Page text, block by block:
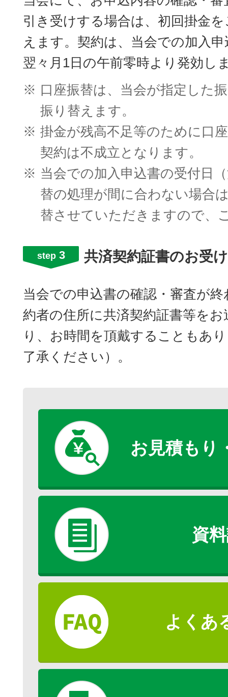
引き受けする場合は、初回掛金
えます。契約は、当会での加入
翌々月1日の午前零時より発効し
※ 口座振替は、当会が指定した
振り替えます。
※ 掛金が残高不足等のために口
契約は不成立となります。
※ 当会での加入申込書の受付日
替の処理が間に合わない場合
替させていただきますので、
共済契約証書のお受
step3
当会での申込書の確認・審査が
約者の住所に共済契約証書等を
り、お時間を頂戴することもあ
了承ください）。
お見積もり
資
よくあ